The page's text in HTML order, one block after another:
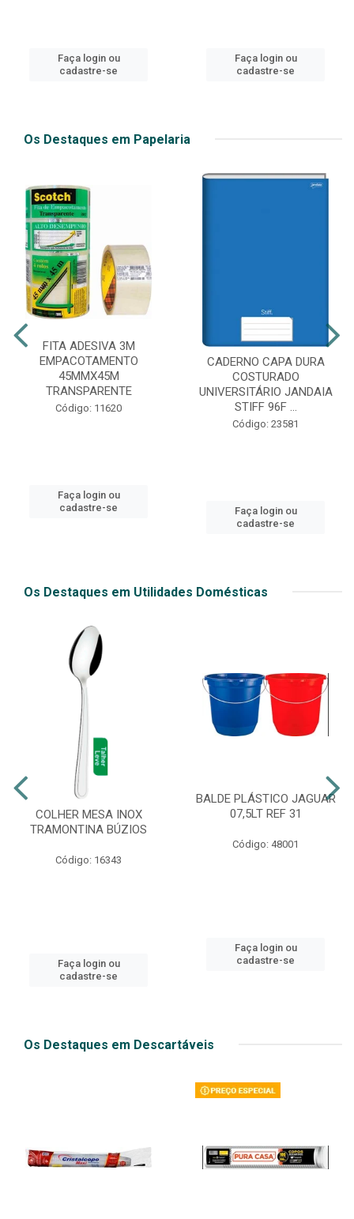
Faça login ou
cadastre-se
Faça login ou
cadastre-se
Os Destaques em Papelaria
FITA ADESIVA 3M
EMPACOTAMENTO
45MMX45M
TRANSPARENTE
Código: 11620
Faça login ou
cadastre-se
CADERNO CAPA DURA
COSTURADO
UNIVERSITÁRIO JANDAIA
STIFF 96F ...
Código: 23581
Faça login ou
cadastre-se
Os Destaques em Utilidades Domésticas
COLHER MESA INOX
TRAMONTINA BÚZIOS
Código: 16343
Faça login ou
cadastre-se
BALDE PLÁSTICO JAGUAR
07,5LT REF 31
Código: 48001
Faça login ou
cadastre-se
Os Destaques em Descartáveis